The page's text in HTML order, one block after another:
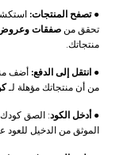
●تصفح المنتجات:
تحقق من صفقات
منتجاتك.
● انتقل إلى الدفع: أضف
من أن منتجاتك مؤهلة لـ
● أدخل الكود: الصق كودك
الموثق من الدخيل للعود